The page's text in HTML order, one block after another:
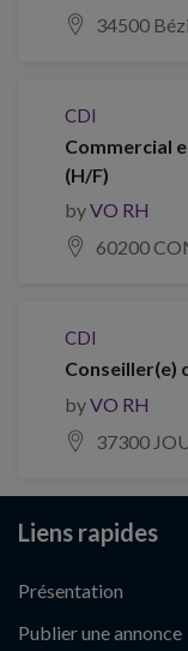
34500
CDI
Commercial
(H/F)
byVO RH
60200
CDI
Conseiller(e)
byVO RH
37300
Liens rapides
Présentation
Publier une annonce